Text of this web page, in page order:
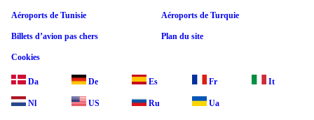
Aéroports de Tunisie Aéroports de Turquie
Billets d’avion pas chers Plan du site
Cookies
Da De Es Fr It
Nl US Ru Ua